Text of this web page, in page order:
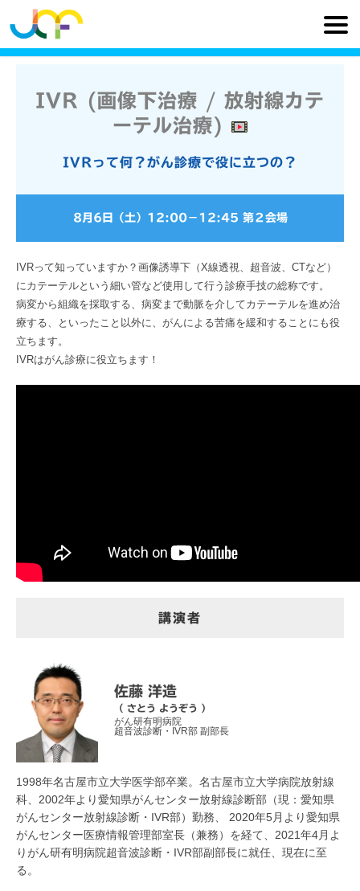
IVR (画像下治療 / 放射線カテ
ーテル治療)
IVRって何？がん診療で役に立つの？
8月6日（土） 12:00− 12:45 第２会場
IVRって知っていますか？画像誘導下（X線透視、超音波、CTなど）
にカテーテルという細い管など使用して行う診療手技の総称です。
病変から組織を採取する、病変まで動脈を介してカテーテルを進め治
療する、といったこと以外に、がんによる苦痛を緩和することにも役
立ちます。
IVRはがん診療に役立ちます！
講演者
佐藤 洋造
（ さとう ようぞう ）
がん研有明病院
超音波診断・IVR部 副部長
1998年名古屋市立大学医学部卒業。名古屋市立大学病院放射線
科、2002年より愛知県がんセンター放射線診断部（現：愛知県
がんセンター放射線診断・IVR部）勤務、 2020年5月より愛知県
がんセンター医療情報管理部室長（兼務）を経て、2021年4月よ
りがん研有明病院超音波診断・IVR部副部長に就任、現在に至
る。